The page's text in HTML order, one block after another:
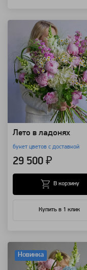
Лето в ладонях
букет цветов с доставкой
29 500 ₽
Купить в 1 клик
В корзину
Новинка